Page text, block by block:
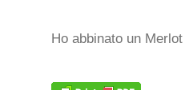
Ho abbinato un